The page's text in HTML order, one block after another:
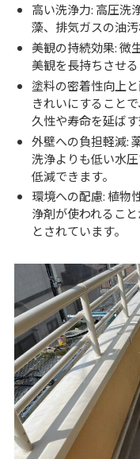
高い洗浄力: 高圧洗
藻、排気ガスの油
美観の持続効果: 微
美観を長持ちさせる
塗料の密着性向上
きれいにすること
久性や寿命を延ばす
外壁への負担軽減:
洗浄よりも低い水
低減できます。
環境への配慮: 植物
浄剤が使われるこ
とされています。